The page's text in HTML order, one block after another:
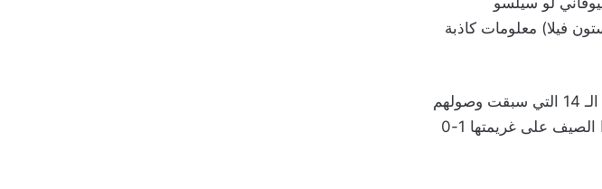
فيلا) معلومات كاذبة
واتهم الأربعة بأنهم لم يكشفوا عن قضائهم بعض الوقت في المملكة المتحدة في الأيام الـ 14 التي سبقت وصولهم
إلى البرازيل لملاقاة منتخبها في إعادة لنهائي كوبا أمريكا التي تفوقت فيه الأرجنتين هذا الصيف على غريمتها 1-0